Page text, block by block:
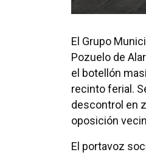
El Grupo
Pozuelo de
el botellón
recinto ferial.
descontrol en
oposición
El portavoz